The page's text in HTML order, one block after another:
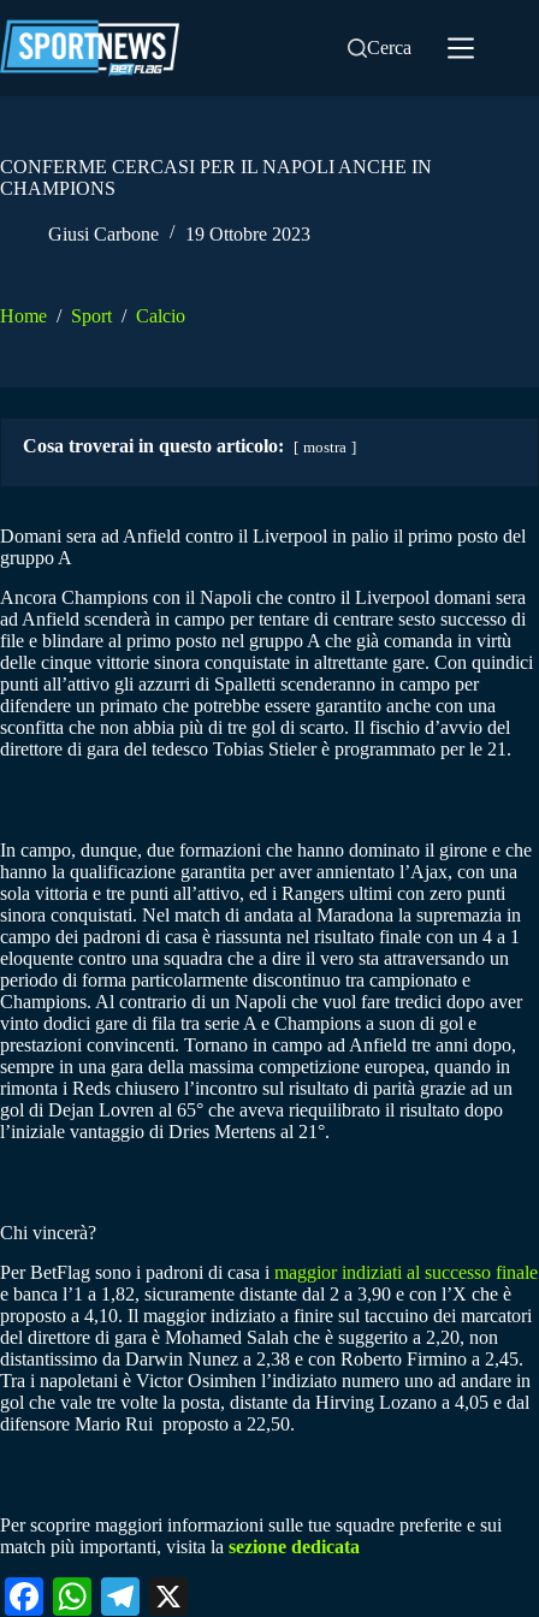
al
contenuto
Cerca
CONFERME CERCASI PER IL NAPOLI ANCHE IN
CHAMPIONS
Giusi Carbone 19 Ottobre 2023
Home / Sport / Calcio
Cosa troverai in questo articolo: mostra
Domani sera ad Anfield contro il Liverpool in palio il primo posto del
gruppo A
Ancora Champions con il Napoli che contro il Liverpool domani sera
ad Anfield scenderà in campo per tentare di centrare sesto successo di
file e blindare al primo posto nel gruppo A che già comanda in virtù
delle cinque vittorie sinora conquistate in altrettante gare. Con quindici
punti all’attivo gli azzurri di Spalletti scenderanno in campo per
difendere un primato che potrebbe essere garantito anche con una
sconfitta che non abbia più di tre gol di scarto. Il fischio d’avvio del
direttore di gara del tedesco Tobias Stieler è programmato per le 21.
In campo, dunque, due formazioni che hanno dominato il girone e che
hanno la qualificazione garantita per aver annientato l’Ajax, con una
sola vittoria e tre punti all’attivo, ed i Rangers ultimi con zero punti
sinora conquistati. Nel match di andata al Maradona la supremazia in
campo dei padroni di casa è riassunta nel risultato finale con un 4 a 1
eloquente contro una squadra che a dire il vero sta attraversando un
periodo di forma particolarmente discontinuo tra campionato e
Champions. Al contrario di un Napoli che vuol fare tredici dopo aver
vinto dodici gare di fila tra serie A e Champions a suon di gol e
prestazioni convincenti. Tornano in campo ad Anfield tre anni dopo,
sempre in una gara della massima competizione europea, quando in
rimonta i Reds chiusero l’incontro sul risultato di parità grazie ad un
gol di Dejan Lovren al 65° che aveva riequilibrato il risultato dopo
l’iniziale vantaggio di Dries Mertens al 21°.
Chi vincerà?
Per BetFlag sono i padroni di casa i maggior indiziati al successo finale
e banca l’1 a 1,82, sicuramente distante dal 2 a 3,90 e con l’X che è
proposto a 4,10. Il maggior indiziato a finire sul taccuino dei marcatori
del direttore di gara è Mohamed Salah che è suggerito a 2,20, non
distantissimo da Darwin Nunez a 2,38 e con Roberto Firmino a 2,45.
Tra i napoletani è Victor Osimhen l’indiziato numero uno ad andare in
gol che vale tre volte la posta, distante da Hirving Lozano a 4,05 e dal
difensore Mario Rui proposto a 22,50.
Per scoprire maggiori informazioni sulle tue squadre preferite e sui
match più importanti, visita la sezione dedicata
Fa W
Te